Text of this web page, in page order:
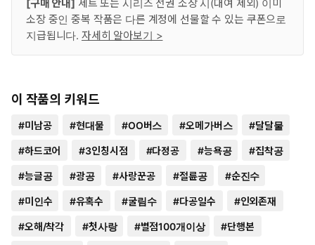
[구매 안내] 세트 또는 시리즈 전권 소장 시(대여 제외) 이미
소장 중인 중복 작품은 다른 계정에 선물할 수 있는 쿠폰으로
지급됩니다. 자세히 알아보기 >
이 작품의 키워드
#미남공 #현대물 #OO버스 #오메가버스 #달달물
#하드코어 #3인칭시점 #다정공 #능욕공 #집착공
#능글공 #광공 #사랑꾼공 #절륜공 #순진수
#미인수 #유혹수 #굴림수 #다공일수 #인외존재
#오해/착각 #첫사랑 #별점100개이상 #단행본